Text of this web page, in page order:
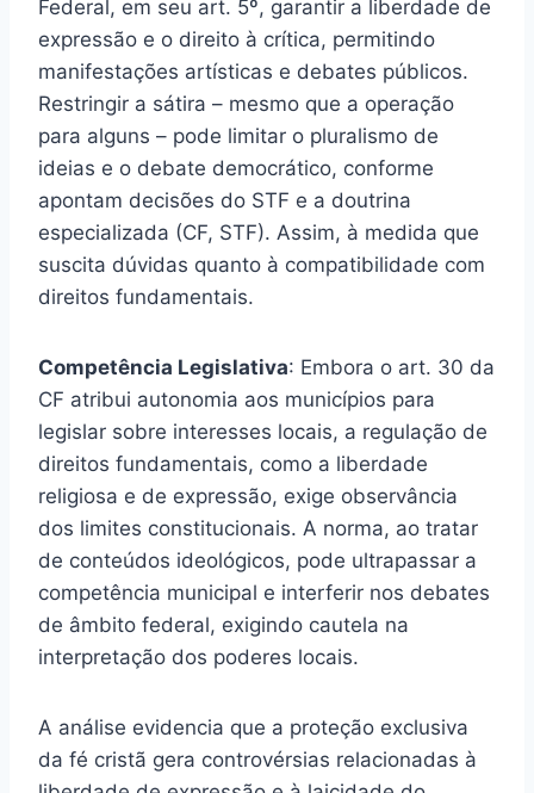
Federal, em seu art. 5º, garantir a liberdade de
expressão e o direito à crítica, permitindo
manifestações artísticas e debates públicos.
Restringir a sátira – mesmo que a operação
para alguns – pode limitar o pluralismo de
ideias e o debate democrático, conforme
apontam decisões do STF e a doutrina
especializada (CF, STF). Assim, à medida que
suscita dúvidas quanto à compatibilidade com
direitos fundamentais.
Competência Legislativa: Embora o art. 30 da
CF atribui autonomia aos municípios para
legislar sobre interesses locais, a regulação de
direitos fundamentais, como a liberdade
religiosa e de expressão, exige observância
dos limites constitucionais. A norma, ao tratar
de conteúdos ideológicos, pode ultrapassar a
competência municipal e interferir nos debates
de âmbito federal, exigindo cautela na
interpretação dos poderes locais.
A análise evidencia que a proteção exclusiva
da fé cristã gera controvérsias relacionadas à